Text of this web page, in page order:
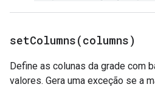
setColumns(columns)
Define as colunas da grade com
valores. Gera uma exceção se a